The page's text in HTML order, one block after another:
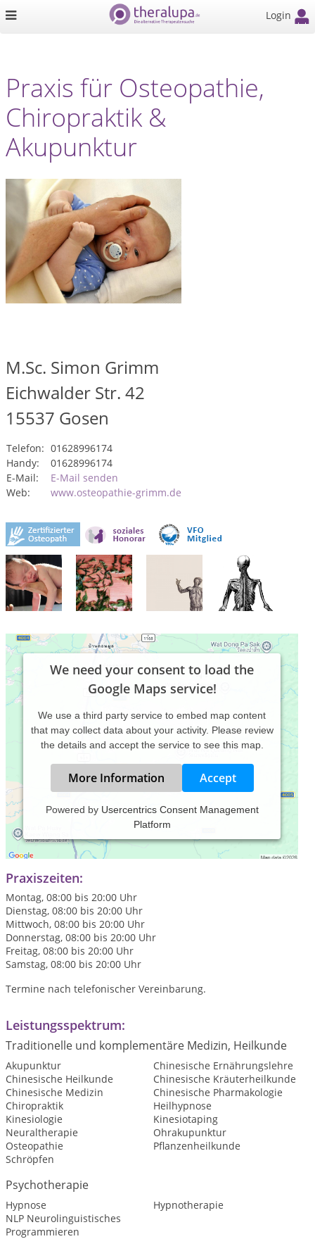
Login
Praxis für Osteopathie,
Chiropraktik &
Akupunktur
M.Sc. Simon Grimm
Eichwalder Str. 42
15537 Gosen
Telefon: 01628996174
Handy:
01628996174
E-Mail:
E-Mail senden
Web:
www.osteopathie-grimm.de
We need your consent to load the
Google Maps service!
We use a third party service to embed map content
that may collect data about your activity. Please review
the details and accept the service to see this map.
More Information Accept
Powered by Usercentrics Consent Management
Platform
Osteopathie, Chiropraktik, Akupunktur, Neuraltherapie,
Hypnose, Ernährung, Leben, Bewegung
Praxiszeiten:
Montag, 08:00 bis 20:00 Uhr
Dienstag, 08:00 bis 20:00 Uhr
Mittwoch, 08:00 bis 20:00 Uhr
Donnerstag, 08:00 bis 20:00 Uhr
Freitag, 08:00 bis 20:00 Uhr
Samstag, 08:00 bis 20:00 Uhr
Termine nach telefonischer Vereinbarung.
Leistungsspektrum:
Traditionelle und komplementäre Medizin, Heilkunde
Akupunktur
Chinesische Ernährungslehre
Chinesische Heilkunde
Chinesische Kräuterheilkunde
Chinesische Medizin
Chinesische Pharmakologie
Chiropraktik
Heilhypnose
Kinesiologie
Kinesiotaping
Neuraltherapie
Ohrakupunktur
Osteopathie
Pflanzenheilkunde
Schröpfen
Psychotherapie
Hypnose
Hypnotherapie
NLP Neurolinguistisches
Programmieren